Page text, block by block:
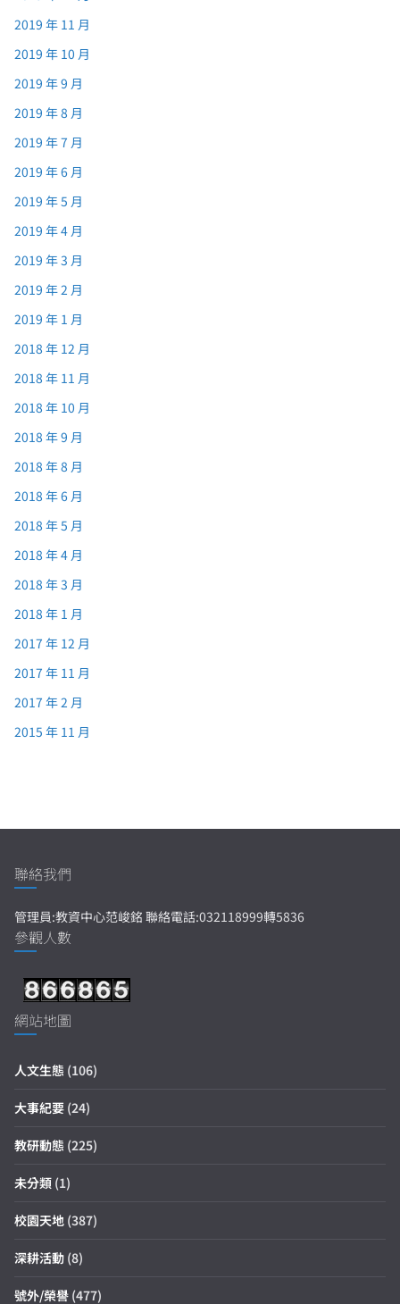
2019 年 11 月
2019 年 10 月
2019 年 9 月
2019 年 8 月
2019 年 7 月
2019 年 6 月
2019 年 5 月
2019 年 4 月
2019 年 3 月
2019 年 2 月
2019 年 1 月
2018 年 12 月
2018 年 11 月
2018 年 10 月
2018 年 9 月
2018 年 8 月
2018 年 6 月
2018 年 5 月
2018 年 4 月
2018 年 3 月
2018 年 1 月
2017 年 12 月
2017 年 11 月
2017 年 2 月
2015 年 11 月
聯絡我們
管理員:教資中心范峻銘 聯絡電話:032118999轉5836
參觀人數
網站地圖
人文生態 (106)
大事紀要 (24)
教研動態 (225)
未分類 (1)
校園天地 (387)
深耕活動 (8)
號外/榮譽 (477)